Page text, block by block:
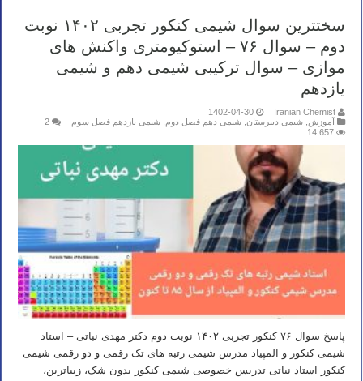
سختترین سوال شیمی کنکور تجربی ۱۴۰۲ نوبت
دوم – سوال ۷۶ – استوکیومتری واکنش های
موازی – سوال ترکیبی شیمی دهم و شیمی
یازدهم
Iranian Chemist
1402-04-30
آموزش شیمی دبیرستان شیمی دهم فصل دوم شیمی یازدهم فصل سوم
2
14,657
پاسخ سوال ۷۶ کنکور تجربی ۱۴۰۲ نوبت دوم دکتر مهدی نباتی – استاد
شیمی کنکور و المپیاد مدرس شیمی رتبه های تک رقمی و دو رقمی شیمی
کنکور استاد نباتی تدریس خصوصی شیمی کنکور بدون شک، زیباترین،